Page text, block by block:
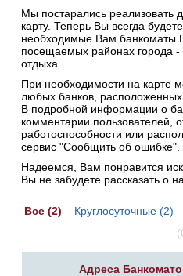
Мы постарались реализовать
карту. Теперь Вы всегда
необходимые Вам банкоматы
посещаемых районах города
отдыха.
При необходимости на карте
любых банков, расположенных
В подробной информации о
комментарии пользователей,
работоспособности или
сервис "Сообщить об ошибке".
Надеемся, Вам понравится
Вы не забудете рассказать о
Все (2) Круглосуточные (2)
Адреса